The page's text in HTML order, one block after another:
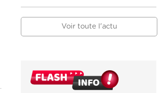
Voir toute l'actu